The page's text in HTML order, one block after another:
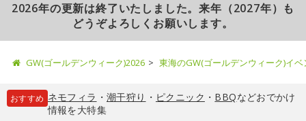
2026年の更新は終了いたしました。来年（2027年）も
どうぞよろしくお願いします。
GW(ゴールデンウィーク)2026 東海のGW(ゴールデンウィーク)イ
おすすめ ネモフィラ ・ 潮干狩り ・ ピクニック ・ BBQなどおでかけ
情報を大特集